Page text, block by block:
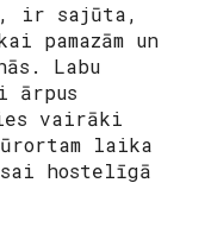
ir sajūta,
pamazām un
Labu
ārpus
vairāki
laika
hostelīgā